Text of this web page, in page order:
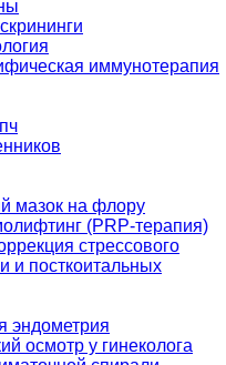
иммунотерапия
мазок на флору
(PRP-терапия)
стрессового
и посткоитальных
эндометрия
осмотр у гинеколога